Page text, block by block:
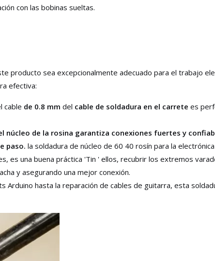
con las bobinas sueltas.
producto sea excepcionalmente adecuado para el trabajo
efectiva:
cable de 0.8 mm del cable de soldadura en el carrete es
núcleo de la rosina garantiza conexiones fuertes y
paso. la soldadura de núcleo de 60 40 rosín para la electrónica
es una buena práctica 'Tin ' ellos, recubrir los extremos
y asegurando una mejor conexión.
Arduino hasta la reparación de cables de guitarra, esta